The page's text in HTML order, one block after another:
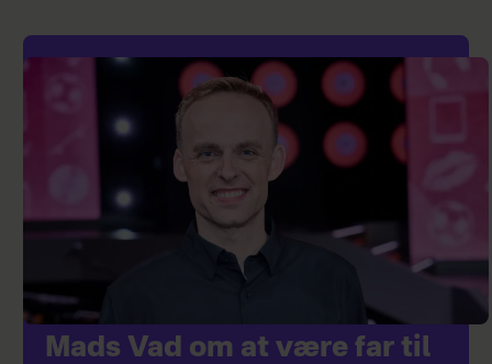
Mads Vad om at være far til